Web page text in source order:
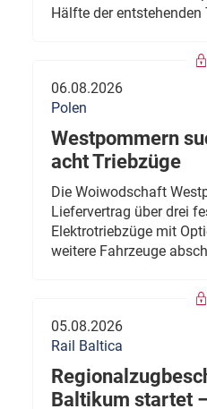
Hälfte der entstehenden
06.08.2026
Polen
Westpommern
acht Triebzüge
Die Woiwodschaft
Liefervertrag über drei
Elektrotriebzüge mit
weitere Fahrzeuge
05.08.2026
Rail Baltica
Baltikum startet